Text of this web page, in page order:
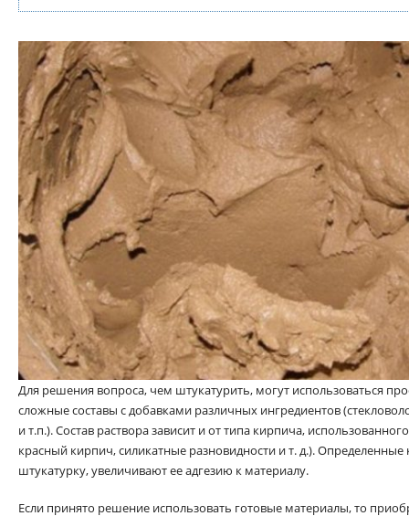
Для решения вопроса, чем штукатурить, могут использоваться
сложные составы с добавками различных ингредиентов
и т.п.). Состав раствора зависит и от типа кирпича,
красный кирпич, силикатные разновидности и т. д.).
штукатурку, увеличивают ее адгезию к материалу.
Если принято решение использовать готовые материалы, то